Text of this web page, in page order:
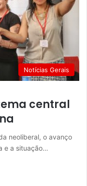
Notícias Gerais
central
neoliberal, o avanço
e a situação…